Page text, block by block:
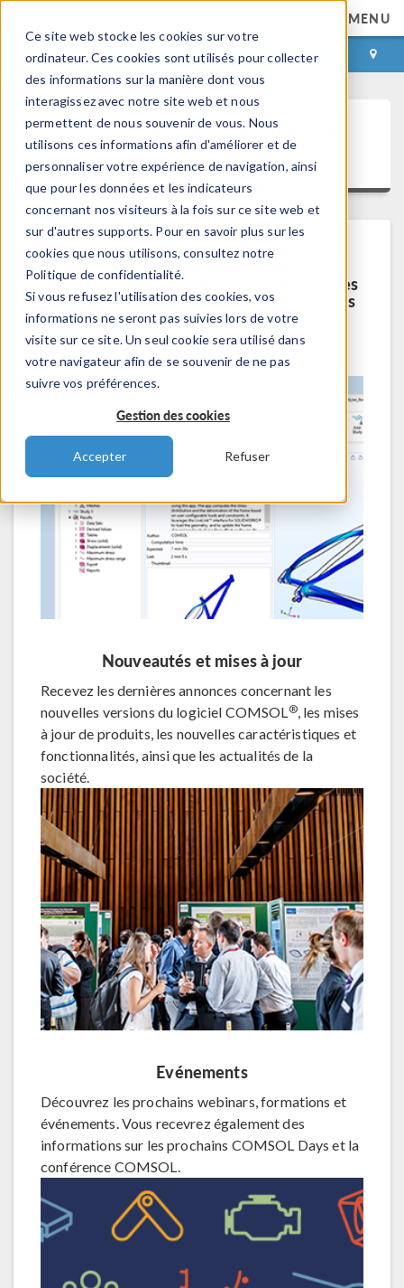
Ce site web stocke les cookies sur votre
ordinateur. Ces cookies sont utilisés pour collecter
des informations sur la manière dont vous
interagissez avec notre site web et nous
permettent de nous souvenir de vous. Nous
utilisons ces informations afin d'améliorer et de
personnaliser votre expérience de navigation, ainsi
que pour les données et les indicateurs
concernant nos visiteurs à la fois sur ce site web et
sur d'autres supports. Pour en savoir plus sur les
cookies que nous utilisons, consultez notre
Politique de confidentialité.
Si vous refusez l'utilisation des cookies, vos
informations ne seront pas suivies lors de votre
visite sur ce site. Un seul cookie sera utilisé dans
votre navigateur afin de se souvenir de ne pas
suivre vos préférences.
Gestion des cookies
Accepter Refuser
MENU
CONNEXION CONTACT
Définissez Vos Préférences de
Communication
Nous tenons nos abonnés informés des
nouveautés, des événements à venir et des
ressources utiles. Voici quelques exemples
d'informations que vous recevrez de
COMSOL...
Nouveautés et mises à jour
Recevez les dernières annonces concernant les
nouvelles versions du logiciel COMSOL ®, les mises
à jour de produits, les nouvelles caractéristiques et
fonctionnalités, ainsi que les actualités de la
société.
Evénements
Découvrez les prochains webinars, formations et
événements. Vous recevrez également des
informations sur les prochains COMSOL Days et la
conférence COMSOL.